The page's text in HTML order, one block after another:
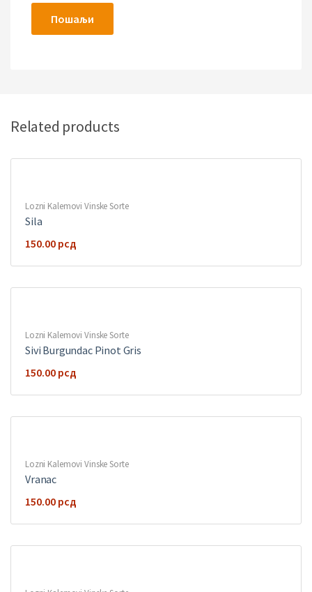
Related products
Lozni Kalemovi Vinske Sorte
Sila
150.00 рсд
Lozni Kalemovi Vinske Sorte
Sivi Burgundac Pinot Gris
150.00 рсд
Lozni Kalemovi Vinske Sorte
Vranac
150.00 рсд